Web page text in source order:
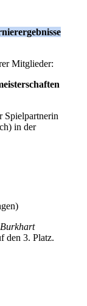
Mitglieder:
Spielpartnerin
in der
den 3. Platz.